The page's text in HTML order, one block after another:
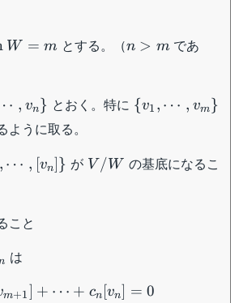
W = m とする。（n
n > mであ
, vn} とおく。特に \{
, v_m
\}
{v1 , ⋯ , vm}
うに取る。
, ⋯ , [vn]} が V/W
V /W の基底になるこ
こと
は
m+1] + ⋯ + cn [vn] = 0